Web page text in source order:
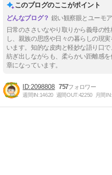
このブログのここがポイント
鋭い観察眼とユーモ
日常のささいなやり取りから義母の
し、親族の思惑や日々の暮らしの現
います。知的な皮肉と軽妙な語り口
紡ぎ出しながらも、柔らかい距離感
章になっています。
2098808 757
週間IN:14620 週間OUT:42250 月間IN: